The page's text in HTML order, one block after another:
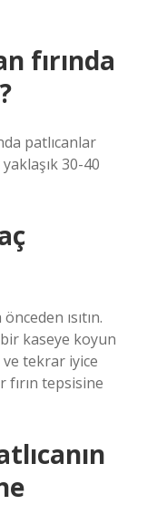
fırında
patlıcanlar
30-40
ısıtın.
kaseye koyun
ve tekrar iyice
fırın tepsisine